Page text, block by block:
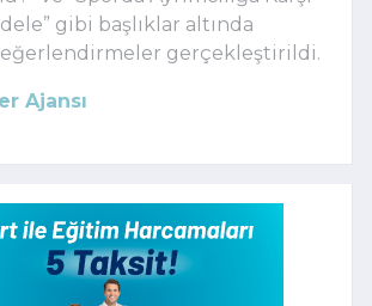
gibi başlıklar altında
gerçekleştirildi.
Ajansı